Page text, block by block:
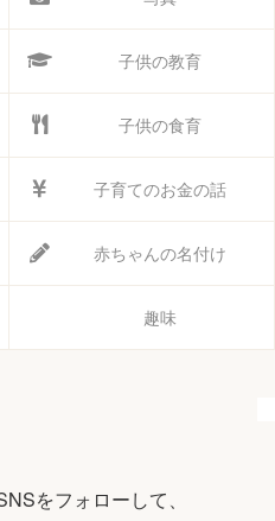
子供の教育
子供の食育
子育てのお金の話
赤ちゃんの名付け
趣味
をフォローして、